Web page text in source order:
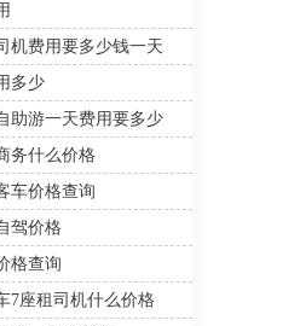
机费用要多少钱一天
多少
助游一天费用要多少
务什么价格
车价格查询
驾价格
格查询
7座租司机什么价格